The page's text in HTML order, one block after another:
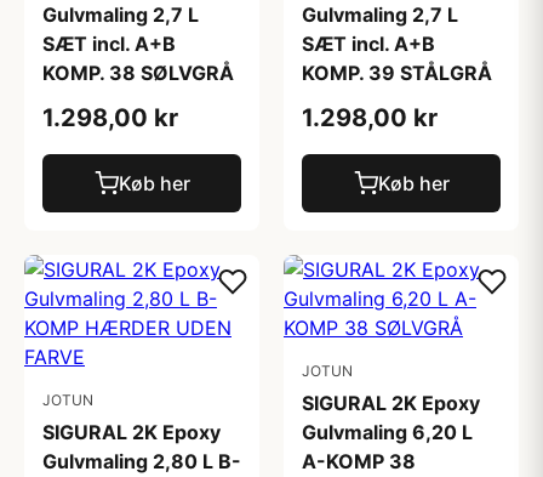
Gulvmaling 2,7 L
SÆT incl. A+B
KOMP. 38 SØLVGRÅ
1.298,00 kr
Køb her
Gulvmaling 2,7 L
SÆT incl. A+B
KOMP. 39 STÅLGRÅ
1.298,00 kr
Køb her
JOTUN
SIGURAL 2K Epoxy
Gulvmaling 2,80 L B-
JOTUN
SIGURAL 2K Epoxy
Gulvmaling 6,20 L
A-KOMP 38